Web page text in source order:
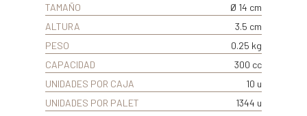
TAMAÑO
Ø 14 cm
ALTURA
3.5 cm
PESO
0.25 kg
CAPACIDAD
300 cc
UNIDADES POR CAJA
10 u
UNIDADES POR PALET
1344 u